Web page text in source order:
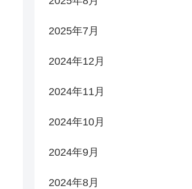
2025年7月
2024年12月
2024年11月
2024年10月
2024年9月
2024年8月